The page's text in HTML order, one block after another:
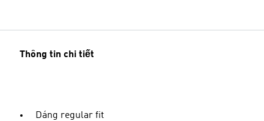
Thông tin chi tiết
Dáng regular fit